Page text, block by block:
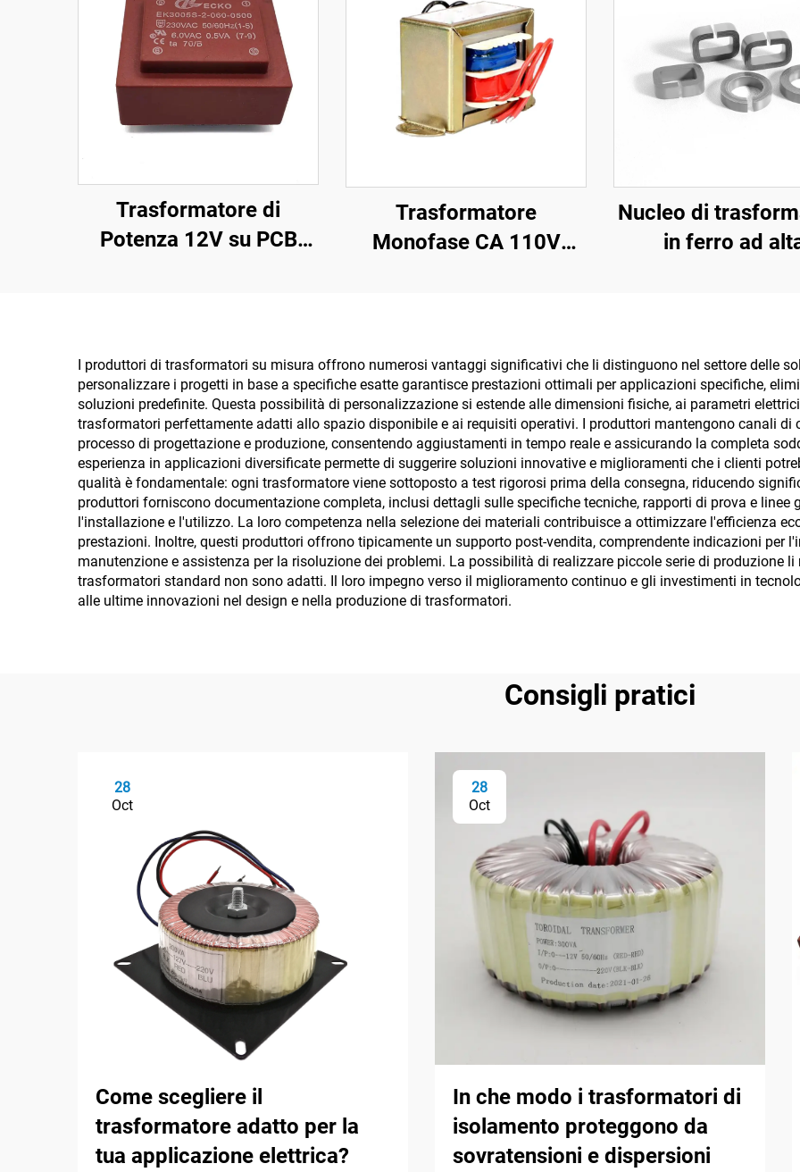
Trasformatore di
Potenza 12V su PCB
36V Frequenza 50Hz
Trasformatore
Monofase CA 110V
Nucleo di
in ferro ad
ferrite, a bassa
con ingresso
uscita 380 V
I produttori di trasformatori su misura offrono numerosi vantaggi significativi che li distinguono nel settore delle
personalizzare i progetti in base a specifiche esatte garantisce prestazioni ottimali per applicazioni specifiche,
soluzioni predefinite. Questa possibilità di personalizzazione si estende alle dimensioni fisiche, ai parametri
trasformatori perfettamente adatti allo spazio disponibile e ai requisiti operativi. I produttori mantengono canali
processo di progettazione e produzione, consentendo aggiustamenti in tempo reale e assicurando la completa
esperienza in applicazioni diversificate permette di suggerire soluzioni innovative e miglioramenti che i clienti
qualità è fondamentale: ogni trasformatore viene sottoposto a test rigorosi prima della consegna, riducendo
produttori forniscono documentazione completa, inclusi dettagli sulle specifiche tecniche, rapporti di prova e
l'installazione e l'utilizzo. La loro competenza nella selezione dei materiali contribuisce a ottimizzare l'efficienza
prestazioni. Inoltre, questi produttori offrono tipicamente un supporto post-vendita, comprendente indicazioni per
manutenzione e assistenza per la risoluzione dei problemi. La possibilità di realizzare piccole serie di produzione
trasformatori standard non sono adatti. Il loro impegno verso il miglioramento continuo e gli investimenti in
alle ultime innovazioni nel design e nella produzione di trasformatori.
Consigli pratici
28
Oct
Come scegliere il
trasformatore adatto per la
tua applicazione elettrica?
28
Oct
In che modo i trasformatori di
isolamento proteggono da
sovratensioni e dispersioni